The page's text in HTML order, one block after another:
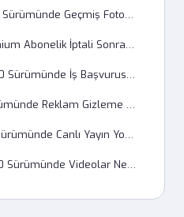
BeReal 1.95.0 Sürümünde Geçmiş Fotoğraflar Nasıl Görüntülenir?
Linkedin Premium Abonelik İptali Sonrası Neden Ücret Kesilmeye Devam Ediyor?
LinkedIn 12.5.0 Sürümünde İş Başvurusu Gönderilmiyor Sorunu Nasıl Çözülür?
X 10.75.0 Sürümünde Reklam Gizleme Nasıl Yapılır?
TikTok 36.1.0 Sürümünde Canlı Yayın Yorumları Nasıl Gizlenir?
YouTube 19.20 Sürümünde Videolar Neden 4K Oynatılmıyor?